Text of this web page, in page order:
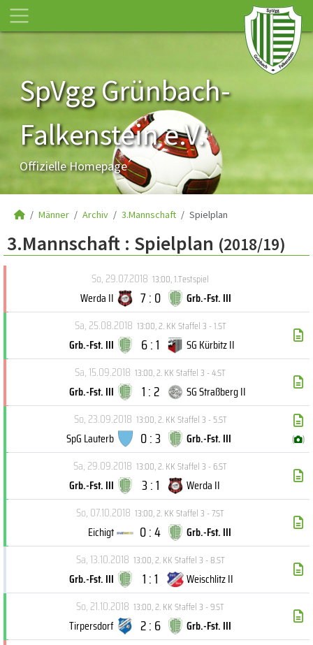
SpVgg Grünbach-
Falkenstein e.V.
Offizielle Homepage
Männer Archiv 3.Mannschaft Spielplan
3.Mannschaft : Spielplan (2018/19)
So, 29.07.2018 13:00,1.Testspiel
Werda II 7 : 0
Grb.-Fst. III
Sa, 25.08.2018 13:00,2. KK Staffel 3 - 1.ST
Grb.-Fst. III 6 : 1
SG Kürbitz II
Sa, 15.09.2018 13:00,2. KK Staffel 3 - 4.ST
Grb.-Fst. III 1 : 2
SG Straßberg II
So, 23.09.2018 13:00,2. KK Staffel 3 - 5.ST
SpG Lauterb 0 : 3 Grb.-Fst. III ( )
Sa, 29.09.2018 13:00,2. KK Staffel 3 - 6.ST
Grb.-Fst. III 3 : 1
Werda II
So, 07.10.2018 13:00,2. KK Staffel 3 - 7.ST
Eichigt 0 : 4
Grb.-Fst. III
Sa, 13.10.2018 13:00,2. KK Staffel 3 - 8.ST
Grb.-Fst. III 1 : 1
Weischlitz II
So, 21.10.2018 13:00,2. KK Staffel 3 - 9.ST
Tirpersdorf 2 : 6
Grb.-Fst. III